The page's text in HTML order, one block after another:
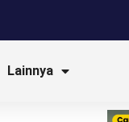
Lainnya